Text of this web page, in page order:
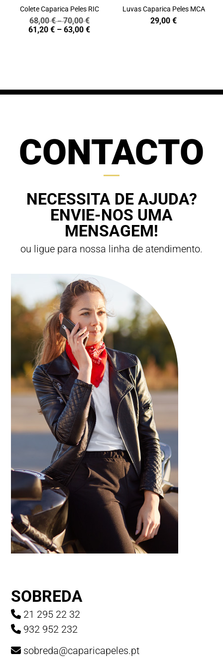
Colete Caparica Peles RIC
68,00€–70,00€Price
range:
61,20€ – 63,00€Price
Luvas Caparica Peles MCA
29,00€
CONTACTO
NECESSITA DE AJUDA?
ENVIE-NOS UMA
MENSAGEM!
ou ligue para nossa linha de atendimento.
SOBREDA
21 295 22 32
932 952 232
sobreda@caparicapeles.pt